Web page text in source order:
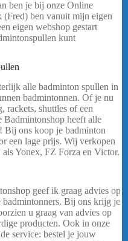
ben je bij onze Online
ben vanuit mijn eigen
eigen webshop gestart
kunt
alle badminton spullen in
badmintonnen. Of je nu
rackets, shuttles of een
heeft alle
Bij ons koop je badminton
een lage prijs. Wij verkopen
Yonex, FZ Forza en Victor.
geef ik graag advies op
badmintonners. Bij ons krijg je
u graag van advies op
producten. Ook in onze
service: bestel je jouw